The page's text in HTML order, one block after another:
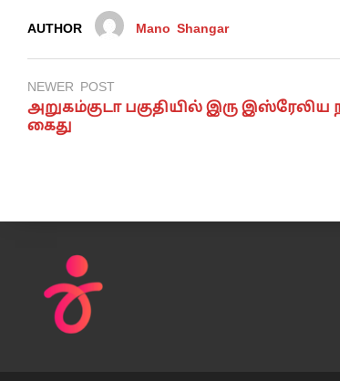
AUTHOR Mano Shangar
NEWER POST
அறுகம்குடா பகுதியில் இரு இஸ்ரேலிய
கைது